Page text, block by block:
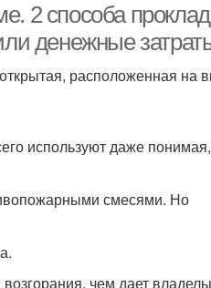
2 способа
денежные
расположенная на
используют даже
смесями. Но
чем дает